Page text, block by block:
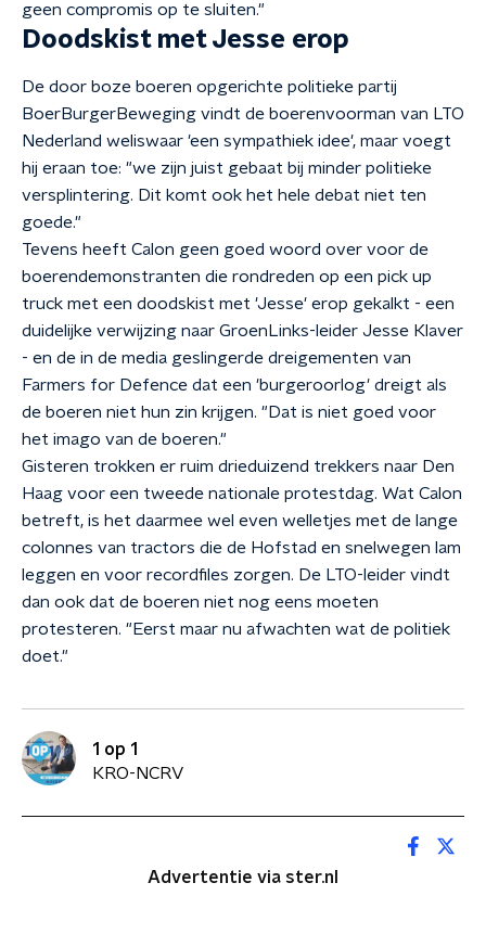
geen compromis op te sluiten."
Doodskist met Jesse erop
De door boze boeren opgerichte politieke partij
BoerBurgerBeweging vindt de boerenvoorman van LTO
Nederland weliswaar 'een sympathiek idee', maar voegt
hij eraan toe: "we zijn juist gebaat bij minder politieke
versplintering. Dit komt ook het hele debat niet ten
goede."
Tevens heeft Calon geen goed woord over voor de
boerendemonstranten die rondreden op een pick up
truck met een doodskist met 'Jesse' erop gekalkt - een
duidelijke verwijzing naar GroenLinks-leider Jesse Klaver
- en de in de media geslingerde dreigementen van
Farmers for Defence dat een 'burgeroorlog' dreigt als
de boeren niet hun zin krijgen. "Dat is niet goed voor
het imago van de boeren."
Gisteren trokken er ruim drieduizend trekkers naar Den
Haag voor een tweede nationale protestdag. Wat Calon
betreft, is het daarmee wel even welletjes met de lange
colonnes van tractors die de Hofstad en snelwegen lam
leggen en voor recordfiles zorgen. De LTO-leider vindt
dan ook dat de boeren niet nog eens moeten
protesteren. "Eerst maar nu afwachten wat de politiek
doet."
1 op 1
KRO-NCRV
Advertentie via ster.nl